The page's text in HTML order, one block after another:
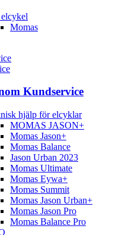
Momas
Kundservice
hjälp för elcyklar
MOMAS JASON+
Momas Jason+
Momas Balance
Jason Urban 2023
Momas Ultimate
Momas Eywa+
Momas Summit
Momas Jason Urban+
Momas Jason Pro
Momas Balance Pro